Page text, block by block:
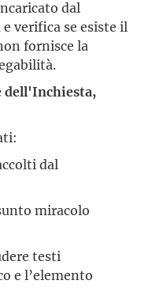
dal
verifica se esiste il
fornisce la
dell'Inchiesta,
dal
miracolo
testi
e l’elemento